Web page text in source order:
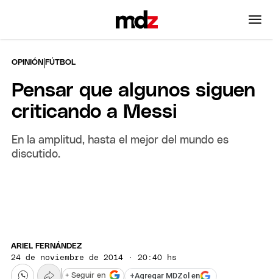
OPINIÓN |FÚTBOL
Pensar que algunos siguen
criticando a Messi
En la amplitud, hasta el mejor del mundo es
discutido.
ARIEL FERNÁNDEZ
24 de noviembre de 2014 · 20:40 hs
+Agregar MDZol en
+ Seguir en